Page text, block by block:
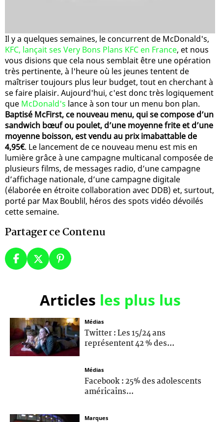
Il y a quelques semaines, le concurrent de McDonald's,
KFC, lançait ses Very Bons Plans KFC en France, et nous
vous disions que cela nous semblait être une opération
très pertinente, à l'heure où les jeunes tentent de
maîtriser toujours plus leur budget, tout en cherchant à
se faire plaisir. Aujourd'hui, c'est donc très logiquement
que McDonald's lance à son tour un menu bon plan.
Baptisé McFirst, ce nouveau menu, qui se compose d’un
sandwich bœuf ou poulet, d’une moyenne frite et d’une
moyenne boisson, est vendu au prix imabattable de
4,95€. Le lancement de ce nouveau menu est mis en
lumière grâce à une campagne multicanal composée de
plusieurs films, de messages radio, d’une campagne
d’affichage nationale, d’une campagne digitale
(élaborée en étroite collaboration avec DDB) et, surtout,
porté par Max Boublil, héros des spots vidéo dévoilés
cette semaine.
Partager ce Contenu
Articles les plus lus
Médias
Twitter : Les 15/24 ans
représentent 42 % des...
Médias
Facebook : 25% des adolescents
américains...
Marques